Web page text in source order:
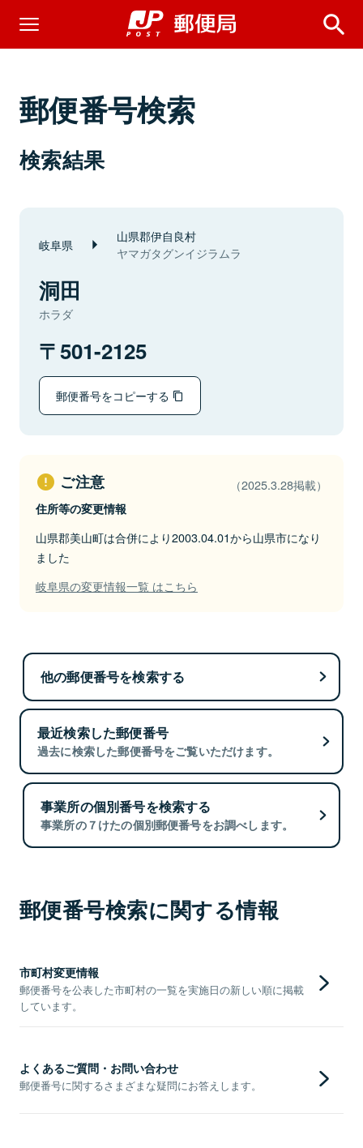
郵便番号検索
検索結果
岐阜県 山県郡伊自良村
ヤマガタグンイジラムラ
洞田
ホラダ
501-2125
郵便番号をコピーする
ご注意 （2025.3.28掲載）
住所等の変更情報
山県郡美山町は合併により2003.04.01から山県市になり
ました
岐阜県の変更情報一覧 はこちら
他の郵便番号を検索する
最近検索した郵便番号
過去に検索した郵便番号をご覧いただけます。
事業所の個別番号を検索する
事業所の７けたの個別郵便番号をお調べします。
郵便番号検索に関する情報
市町村変更情報
郵便番号を公表した市町村の一覧を実施日の新しい順に掲載
しています。
よくあるご質問・お問い合わせ
郵便番号に関するさまざまな疑問にお答えします。